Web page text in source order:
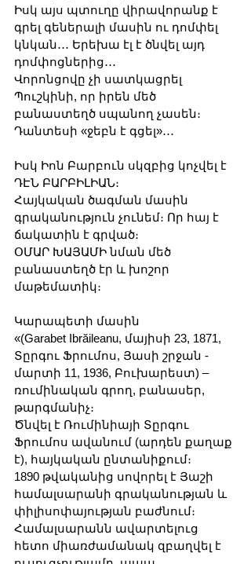
Իսկ այս պտուղը վիրավորանք է
գրել գեներալի մասին ու դոմփել
կնկան․․․ Երեխա էլ է ծնվել այդ
դոմփոցներից․․․
Վորոնցովը չի սատկացրել
Պուշկինի, որ իրեն մեծ
բանաստեղծ սպանող չասեն։
Դանտեսի «ջեբն է գցել»․․․
Իսկ Իոն Բարբուն սկզբից կոչվել է
ԴԷՆ ԲԱՐԲԻԼԻԱՆ։
Հայկական ծագման մասին
գրականություն չունեմ։ Որ հայ է
ճակատին է գրված։
ՕՄԱՐ ԽԱՅԱՄԻ նման մեծ
բանաստեղծ էր և խոշոր
մաթեմատիկ։
Կարապետի մասին
«(Garabet Ibrăileanu, մայիսի 23, 1871,
Տըրգու Ֆրումոս, Յասի շրջան -
մարտի 11, 1936, Բուխարեստ) –
ռումինական գրող, բանասեր,
թարգմանիչ։
Ծնվել է Ռումինիայի Տըրգու
Ֆրումոս ավանում (արդեն քաղաք
է), հայկական ընտանիքում։
1890 թվականից սովորել է Յաշի
համալսարանի գրականության և
փիլիսոփայության բաժնում։
Համալսարանն ավարտելուց
հետո միառժամանակ զբաղվել է